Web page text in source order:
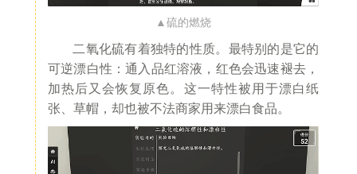
▲硫的燃烧
二氧化硫有着独特的性质。最特别的是它的
可逆漂白性：通入品红溶液，红色会迅速褪去，
加热后又会恢复原色。这一特性被用于漂白纸
张、草帽，却也被不法商家用来漂白食品。